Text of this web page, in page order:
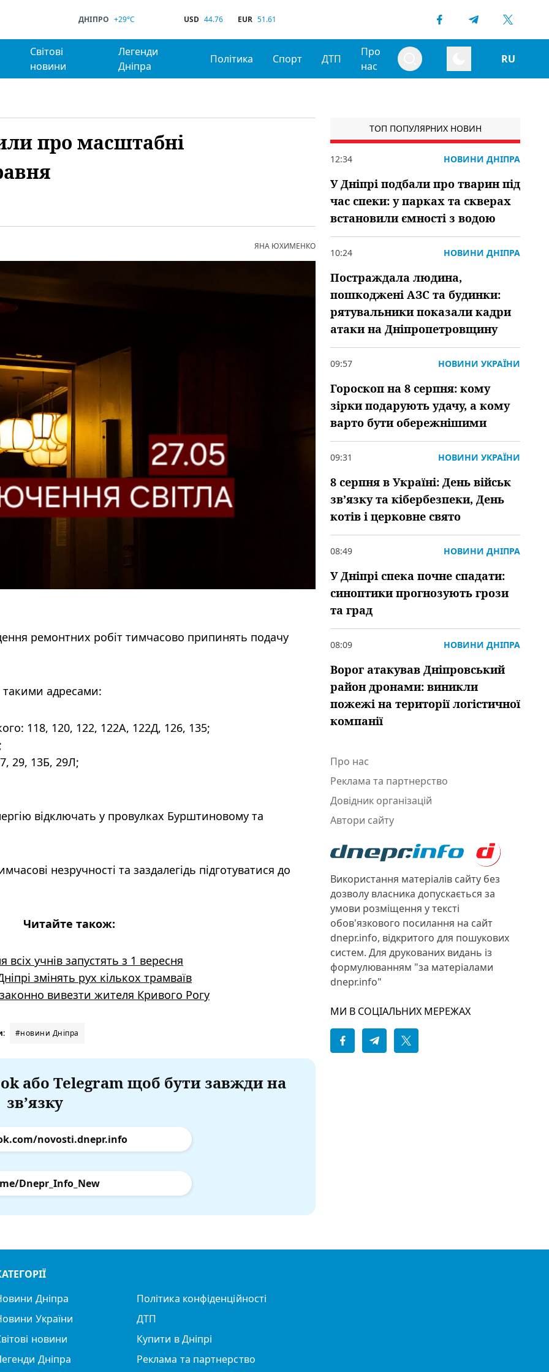
ДНІПРО +29°C USD 44.76 EUR 51.61
Світові
новини
Легенди
Дніпра
Політика Спорт ДТП
Про
нас
RU
про масштабні
ЯНА ЮХИМЕНКО
ремонтних робіт тимчасово припинять подачу
такими адресами:
118, 120, 122, 122А, 122Д, 126, 135;
29, 13Б, 29Л;
відключать у провулках Бурштиновому та
незручності та заздалегідь підготуватися до
Читайте також:
учнів запустять з 1 вересня
змінять рух кількох трамваїв
вивезти жителя Кривого Рогу
#новини Дніпра
або Telegram щоб бути завжди на
зв’язку
novosti.dnepr.info
Dnepr_Info_New
ТОП ПОПУЛЯРНИХ НОВИН
12:34 НОВИНИ ДНІПРА
У Дніпрі подбали про тварин під
час спеки: у парках та скверах
встановили ємності з водою
10:24 НОВИНИ ДНІПРА
Постраждала людина,
пошкоджені АЗС та будинки:
рятувальники показали кадри
атаки на Дніпропетровщину
09:57 НОВИНИ УКРАЇНИ
Гороскоп на 8 серпня: кому
зірки подарують удачу, а кому
варто бути обережнішими
09:31 НОВИНИ УКРАЇНИ
8 серпня в Україні: День військ
зв’язку та кібербезпеки, День
котів і церковне свято
08:49 НОВИНИ ДНІПРА
У Дніпрі спека почне спадати:
синоптики прогнозують грози
та град
08:09 НОВИНИ ДНІПРА
Ворог атакував Дніпровський
район дронами: виникли
пожежі на території логістичної
компанії
Про нас
Реклама та партнерство
Довідник організацій
Автори сайту
Використання матеріалів сайту без
дозволу власника допускається за
умови розміщення у тексті
обов'язкового посилання на сайт
dnepr.info, відкритого для пошукових
систем. Для друкованих видань із
формулюванням "за матеріалами
dnepr.info"
МИ В СОЦІАЛЬНИХ МЕРЕЖАХ
Дніпра
України
новини
Дніпра
Політика конфіденційності
ДТП
Купити в Дніпрі
Реклама та партнерство